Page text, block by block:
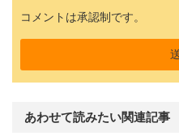
コメントは承認制です。
あわせて読みたい関連記事